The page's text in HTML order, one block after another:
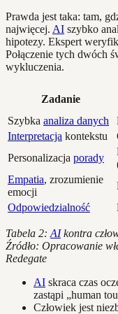
Prawda jest taka: tam,
najwięcej. AI szybko
hipotezy. Ekspert
Połączenie tych dwóch
wykluczenia.
Zadanie
Szybka analiza danych
Interpretacja kontekstu
Personalizacja porady
Empatia, zrozumienie
emocji
Odpowiedzialność
Tabela 2: AIkontra
Źródło: Opracowanie
Redegate
AI skraca czas
zastąpi „human
Człowiek jest